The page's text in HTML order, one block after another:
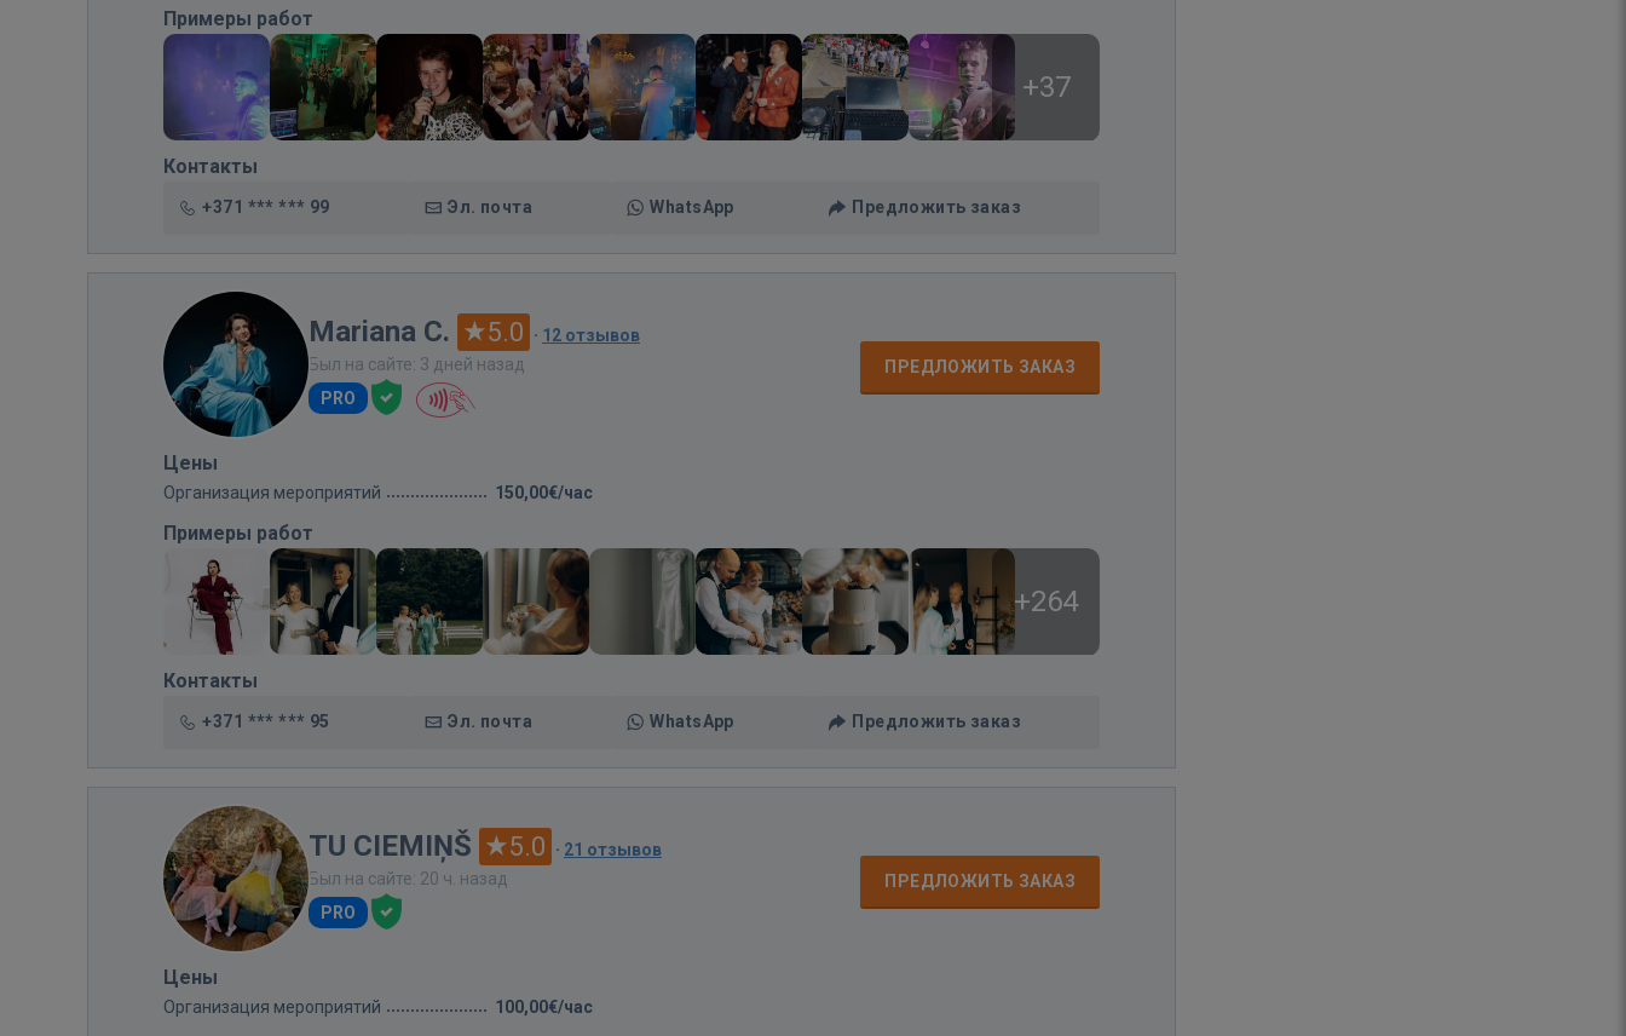
Примеры работ
+37
Контакты
+371 *** *** 99 Эл. почта WhatsApp Предложить заказ
Mariana C. 5.0 · 12 отзывов
Был на сайте: 3 дней назад
PRO
ПРЕДЛОЖИТЬ ЗАКАЗ
Цены
Организация мероприятий 150,00€/час
Примеры работ
+264
Контакты
+371 *** *** 95 Эл. почта WhatsApp Предложить заказ
TU CIEMIŅŠ 5.0 · 21 отзывов
Был на сайте: 20 ч. назад
PRO
ПРЕДЛОЖИТЬ ЗАКАЗ
Цены
Организация мероприятий 100,00€/час